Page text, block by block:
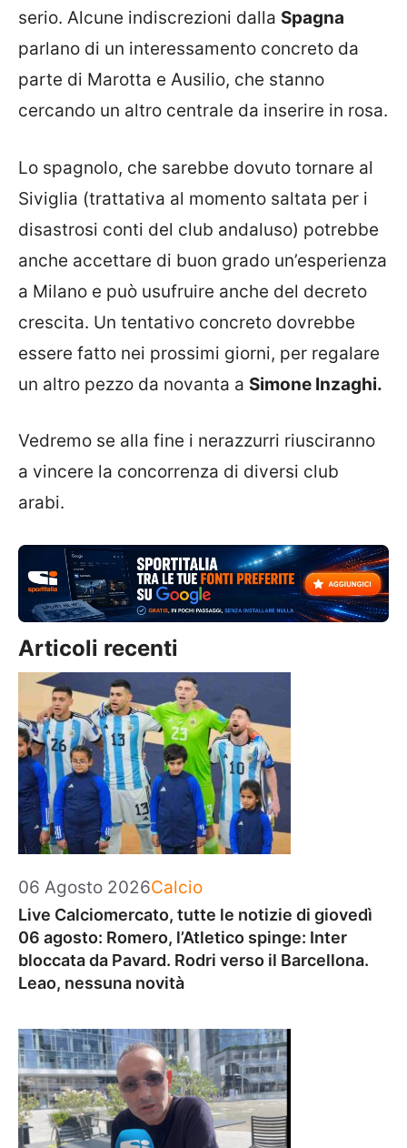
serio. Alcune indiscrezioni dalla Spagna
parlano di un interessamento concreto da
parte di Marotta e Ausilio, che stanno
cercando un altro centrale da inserire in rosa.
Lo spagnolo, che sarebbe dovuto tornare al
Siviglia (trattativa al momento saltata per i
disastrosi conti del club andaluso) potrebbe
anche accettare di buon grado un’esperienza
a Milano e può usufruire anche del decreto
crescita. Un tentativo concreto dovrebbe
essere fatto nei prossimi giorni, per regalare
un altro pezzo da novanta a Simone Inzaghi.
Vedremo se alla fine i nerazzurri riusciranno
a vincere la concorrenza di diversi club
arabi.
Articoli recenti
06 Agosto 2026Categorie
Calcio
Live Calciomercato, tutte le notizie di giovedì
06 agosto: Romero, l’Atletico spinge: Inter
bloccata da Pavard. Rodri verso il Barcellona.
Leao, nessuna novità